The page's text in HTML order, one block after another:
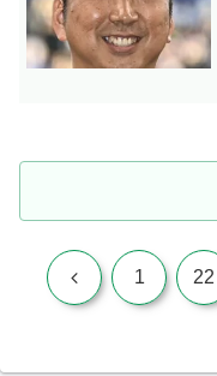
前 1 22